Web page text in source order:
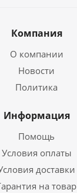
Компания
О компании
Новости
Политика
Информация
Помощь
Условия оплаты
доставки
на товар